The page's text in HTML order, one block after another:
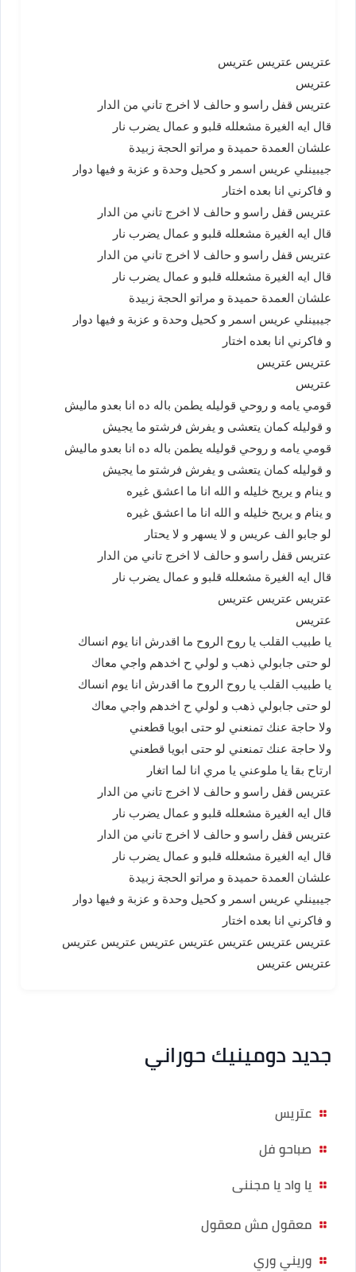
عتريس عتريس عتريس
عتريس
عتريس قفل راسو و حالف لا اخرج تاني من الدار
قال ايه الغيرة مشعلله قلبو و عمال يضرب نار
علشان العمدة حميدة و مراتو الحجة زبيدة
جيبينلي عريس اسمر و كحيل وحدة و عزبة و فيها دوار
و فاكرني انا بعده اختار
عتريس قفل راسو و حالف لا اخرج تاني من الدار
قال ايه الغيرة مشعلله قلبو و عمال يضرب نار
عتريس قفل راسو و حالف لا اخرج تاني من الدار
قال ايه الغيرة مشعلله قلبو و عمال يضرب نار
علشان العمدة حميدة و مراتو الحجة زبيدة
جيبينلي عريس اسمر و كحيل وحدة و عزبة و فيها دوار
و فاكرني انا بعده اختار
عتريس عتريس
عتريس
قومي يامه و روحي قوليله يطمن باله ده انا بعدو ماليش
و قوليله كمان يتعشى و يفرش فرشتو ما يجيش
قومي يامه و روحي قوليله يطمن باله ده انا بعدو ماليش
و قوليله كمان يتعشى و يفرش فرشتو ما يجيش
و ينام و يريح خليله و الله انا ما اعشق غيره
و ينام و يريح خليله و الله انا ما اعشق غيره
لو جابو الف عريس و لا يسهر و لا يحتار
عتريس قفل راسو و حالف لا اخرج تاني من الدار
قال ايه الغيرة مشعلله قلبو و عمال يضرب نار
عتريس عتريس عتريس
عتريس
يا طبيب القلب يا روح الروح ما اقدرش انا يوم انساك
لو حتى جابولي ذهب و لولي ح اخدهم واجي معاك
يا طبيب القلب يا روح الروح ما اقدرش انا يوم انساك
لو حتى جابولي ذهب و لولي ح اخدهم واجي معاك
ولا حاجة عنك تمنعني لو حتى ابويا قطعني
ولا حاجة عنك تمنعني لو حتى ابويا قطعني
ارتاح بقا يا ملوعني يا مري انا لما اتغار
عتريس قفل راسو و حالف لا اخرج تاني من الدار
قال ايه الغيرة مشعلله قلبو و عمال يضرب نار
عتريس قفل راسو و حالف لا اخرج تاني من الدار
قال ايه الغيرة مشعلله قلبو و عمال يضرب نار
علشان العمدة حميدة و مراتو الحجة زبيدة
جيبينلي عريس اسمر و كحيل وحدة و عزبة و فيها دوار
و فاكرني انا بعده اختار
عتريس عتريس عتريس عتريس عتريس عتريس عتريس
عتريس عتريس
جديد دومينيك حوراني
عتريس
صباحو فل
يا واد يا مجننى
معقول مش معقول
وريني وري